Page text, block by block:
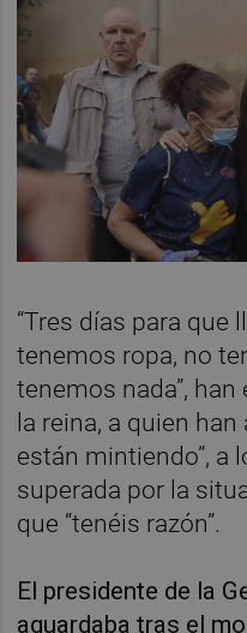
“Tres días para que
tenemos ropa, no
tenemos nada”,
la reina, a quien
están mintiendo”, a
superada por la
que “tenéis razón”.
El presidente de la
aguardaba tras el